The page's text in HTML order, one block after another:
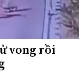
vong rồi